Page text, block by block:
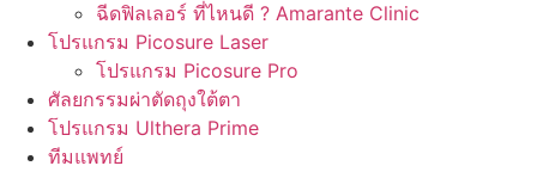
ฉีดฟิลเลอร์ ที่ไหนดี ? Amarante Clinic
โปรแกรม Picosure Laser
โปรแกรม Picosure Pro
ศัลยกรรมผ่าตัดถุงใต้ตา
โปรแกรม Ulthera Prime
ทีมแพทย์